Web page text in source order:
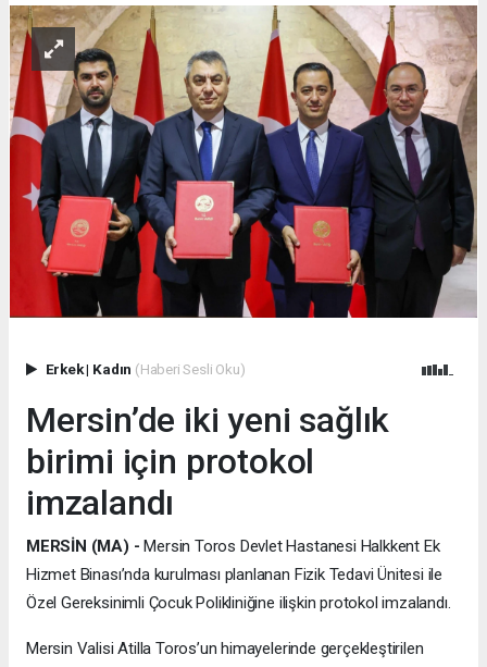
Erkek| Kadın (Haberi Sesli Oku)
Mersin’de iki yeni sağlık
birimi için protokol
imzalandı
MERSİN (MA) - Mersin Toros Devlet Hastanesi Halkkent Ek
Hizmet Binası’nda kurulması planlanan Fizik Tedavi Ünitesi ile
Özel Gereksinimli Çocuk Polikliniğine ilişkin protokol imzalandı.
Mersin Valisi Atilla Toros’un himayelerinde gerçekleştirilen